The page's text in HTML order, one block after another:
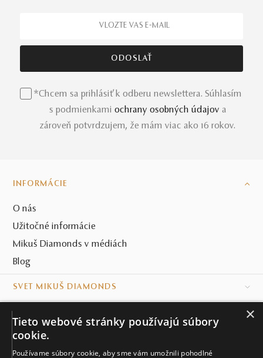
*Chcem sa prihlásiť k odberu newslettera. Súhlasím
s podmienkami ochrany osobných údajov a
zároveň potvrdzujem, že mám viac ako 16 rokov.
INFORMÁCIE
O nás
Užitočné informácie
Mikuš Diamonds v médiách
Blog
SVET MIKUŠ DIAMONDS
KONTAKT
×
Tieto webové stránky používajú súbory
cookie.
Používame súbory cookie, aby sme vám umožnili pohodlné